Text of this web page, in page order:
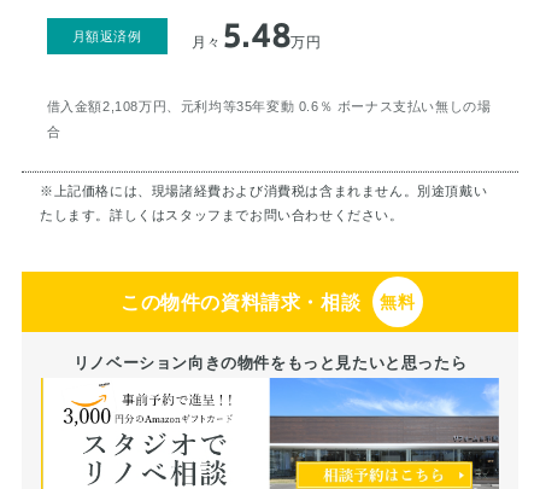
月額返済例 月々 5.48万円
借入金額2,108万円、元利均等35年変動 0.6％ ボーナス支払い無しの場
合
※上記価格には、現場諸経費および消費税は含まれません。別途頂戴い
たします。詳しくはスタッフまでお問い合わせください。
この物件の資料請求・相談 無料
リノベーション向きの物件をもっと見たいと思ったら